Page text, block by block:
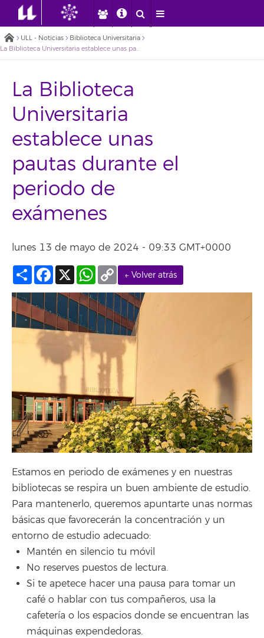
ULL - Noticias
Biblioteca Universitaria
La Biblioteca Universitaria establece unas pautas durante el periodo de exámenes
La Biblioteca
Universitaria
establece unas
pautas durante el
periodo de
exámenes
lunes 13 de mayo de 2024 - 09:33 GMT+0000
← Volver atrás
Compartir
Facebook
X WhatsApp
Copy
Link
Estamos en periodo de exámenes y en nuestras
bibliotecas se respira un buen ambiente de estudio.
Para mantenerlo, queremos apuntarte unas normas
básicas que favorecerán la concentración y un
entorno de estudio adecuado:
Mantén en silencio tu móvil
No reserves puestos de lectura.
Si te apetece hacer una pausa para tomar un
café o hablar con tus compañeros, usa la
cafetería o los espacios donde se encuentran las
máquinas expendedoras.